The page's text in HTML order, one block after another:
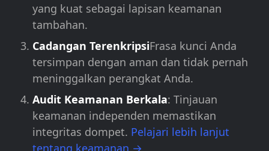
yang kuat sebagai lapisan keamanan
tambahan.
Cadangan TerenkripsiFrasa kunci Anda
tersimpan dengan aman dan tidak pernah
meninggalkan perangkat Anda.
Audit Keamanan Berkala: Tinjauan
keamanan independen memastikan
integritas dompet. Pelajari lebih lanjut
tentang keamanan →